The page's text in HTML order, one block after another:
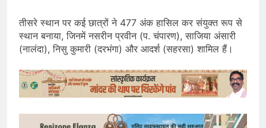
तीसरे स्थान पर कई छात्रों ने 477 अंक हासिल कर संयुक्त रूप से
स्थान बनाया, जिनमें नसरीन प्रवीन (प. चंपारण), साजिया अंसारी
(नालंदा), निसु कुमारी (दरभंगा) और आदर्श (सहरसा) शामिल हैं।